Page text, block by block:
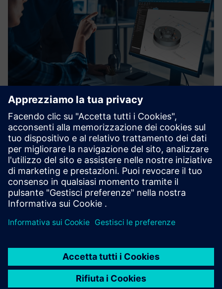
InspectionSuite
Automatizza l'ispezione della qualità in Siemens NX con
neoapps. Questo strumento consente la creazione rapida e
senza errori di bollatura e report di ispezione da disegni 2D
o modelli 3D (PMI). Risparmia fino al 90% in tempo, ass...
Scopri di più